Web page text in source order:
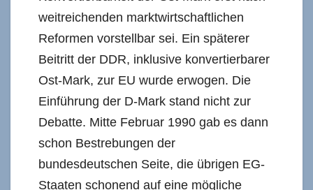
weitreichenden marktwirtschaftlichen
Reformen vorstellbar sei. Ein späterer
Beitritt der DDR, inklusive konvertierbarer
Ost-Mark, zur EU wurde erwogen. Die
Einführung der D-Mark stand nicht zur
Debatte. Mitte Februar 1990 gab es dann
schon Bestrebungen der
bundesdeutschen Seite, die übrigen EG-
Staaten schonend auf eine mögliche